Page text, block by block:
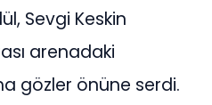
Sevgi Keskin
arenadaki
gözler önüne serdi.